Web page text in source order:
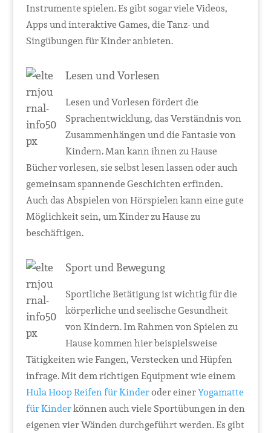
Instrumente spielen. Es gibt sogar viele Videos,
Apps und interaktive Games, die Tanz- und
Singübungen für Kinder anbieten.
Lesen und Vorlesen
Lesen und Vorlesen fördert die
Sprachentwicklung, das Verständnis von
Zusammenhängen und die Fantasie von
Kindern. Man kann ihnen zu Hause
Bücher vorlesen, sie selbst lesen lassen oder auch
gemeinsam spannende Geschichten erfinden.
Auch das Abspielen von Hörspielen kann eine gute
Möglichkeit sein, um Kinder zu Hause zu
beschäftigen.
Sport und Bewegung
Sportliche Betätigung ist wichtig für die
körperliche und seelische Gesundheit
von Kindern. Im Rahmen von Spielen zu
Hause kommen hier beispielsweise
Tätigkeiten wie Fangen, Verstecken und Hüpfen
infrage. Mit dem richtigen Equipment wie einem
Hula Hoop Reifen für Kinderoder einerYogamatte
für Kinderkönnen auch viele Sportübungen in den
eigenen vier Wänden durchgeführt werden. Es gibt